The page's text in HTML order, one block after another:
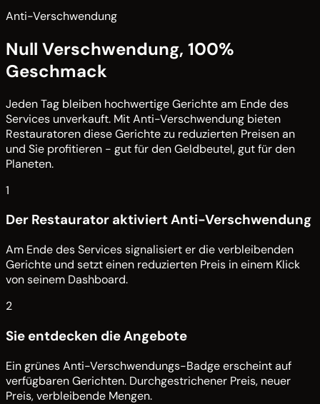
Anti-Verschwendung
Null Verschwendung, 100%
Geschmack
Jeden Tag bleiben hochwertige Gerichte am Ende des
Services unverkauft. Mit Anti-Verschwendung bieten
Restauratoren diese Gerichte zu reduzierten Preisen an
und Sie profitieren - gut für den Geldbeutel, gut für den
Planeten.
1
Der Restaurator aktiviert Anti-Verschwendung
Am Ende des Services signalisiert er die verbleibenden
Gerichte und setzt einen reduzierten Preis in einem Klick
von seinem Dashboard.
2
Sie entdecken die Angebote
Ein grünes Anti-Verschwendungs-Badge erscheint auf
verfügbaren Gerichten. Durchgestrichener Preis, neuer
Preis, verbleibende Mengen.